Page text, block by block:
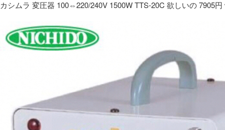
カシムラ 変圧器 100⇔220/240V 1500W TTS-20C 欲しいの 7905円